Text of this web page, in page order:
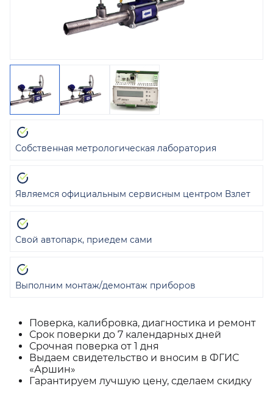
Поверка, калибровка, диагностика и ремонт
Срок поверки до 7 календарных дней
Срочная поверка от 1 дня
Выдаем свидетельство и вносим в ФГИС
«Аршин»
Гарантируем лучшую цену, сделаем скидку
Собственная метрологическая лаборатория
Являемся официальным сервисным центром Взлет
Свой автопарк, приедем сами
Выполним монтаж/демонтаж приборов